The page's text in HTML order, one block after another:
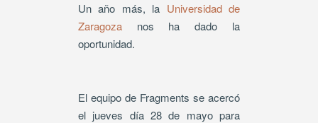
Un año más, la Universidad de
Zaragozanos ha dado la
oportunidad.
El equipo de Fragments se acercó
el jueves día 28 de mayo para